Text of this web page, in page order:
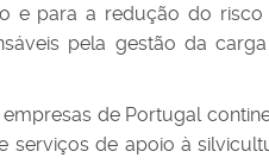
e para a redução do
pela gestão da
de Portugal
de apoio à